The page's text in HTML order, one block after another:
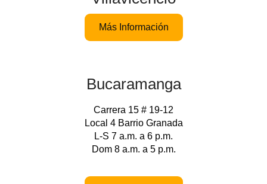
Más Información
Bucaramanga
Carrera 15 # 19-12
Local 4 Barrio Granada
L-S 7 a.m. a 6 p.m.
Dom 8 a.m. a 5 p.m.